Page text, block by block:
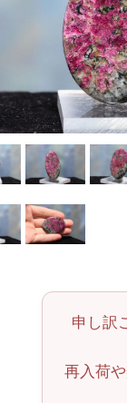
申し訳
再入荷